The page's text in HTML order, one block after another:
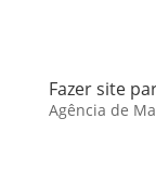
Fazer site
Agência de